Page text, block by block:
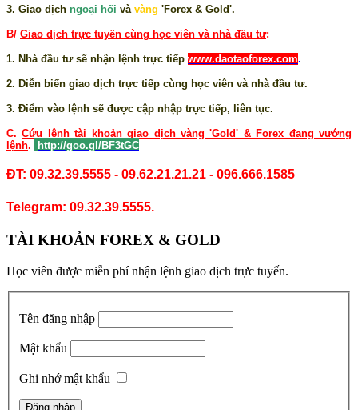
3. Giao dịch ngoại hối và vàng 'Forex & Gold'.
B/ Giao dịch trực tuyến cùng học viên và nhà đầu tư:
1. Nhà đầu tư sẽ nhận lệnh trực tiếp www.daotaoforex.com.
2. Diễn biến giao dịch trực tiếp cùng học viên và nhà đầu tư.
3. Điểm vào lệnh sẽ được cập nhập trực tiếp, liên tục.
C.Cứu lệnh tài khoản giao dịch vàng 'Gold' & Forex đang vướng
lệnh. http://goo.gl/BF3tGC
ĐT: 09.32.39.5555 - 09.62.21.21.21 - 096.666.1585
Telegram: 09.32.39.5555.
TÀI KHOẢN FOREX & GOLD
Học viên được miễn phí nhận lệnh giao dịch trực tuyến.
Tên đăng nhập
Mật khẩu
Ghi nhớ mật khẩu